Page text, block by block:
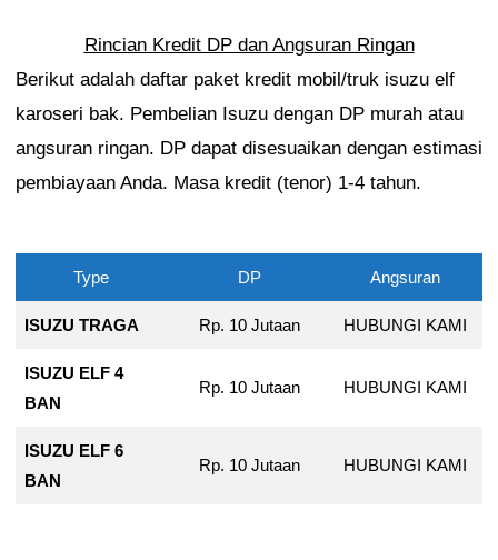
Rincian Kredit DP dan Angsuran Ringan
Berikut adalah daftar paket kredit mobil/truk isuzu elf
karoseri bak. Pembelian Isuzu dengan DP murah atau
angsuran ringan. DP dapat disesuaikan dengan estimasi
pembiayaan Anda. Masa kredit (tenor) 1-4 tahun.
Type DP Angsuran
ISUZU TRAGA Rp. 10 Jutaan HUBUNGI KAMI
ISUZU ELF 4
BAN
Rp. 10 Jutaan HUBUNGI KAMI
ISUZU ELF 6
BAN
Rp. 10 Jutaan HUBUNGI KAMI